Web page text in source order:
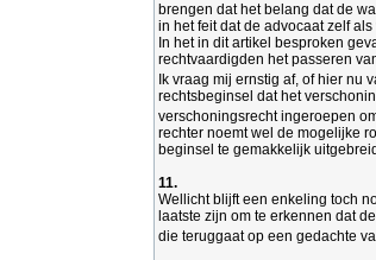
brengen dat het belang dat de
in het feit dat de advocaat zelf
In het in dit artikel besproken
rechtvaardigden het passeren
Ik vraag mij ernstig af, of hier
rechtsbeginsel dat het
verschoningsrecht ingeroepen
rechter noemt wel de mogelijke
beginsel te gemakkelijk
11.
Wellicht blijft een enkeling toch
laatste zijn om te erkennen dat
die teruggaat op een gedachte